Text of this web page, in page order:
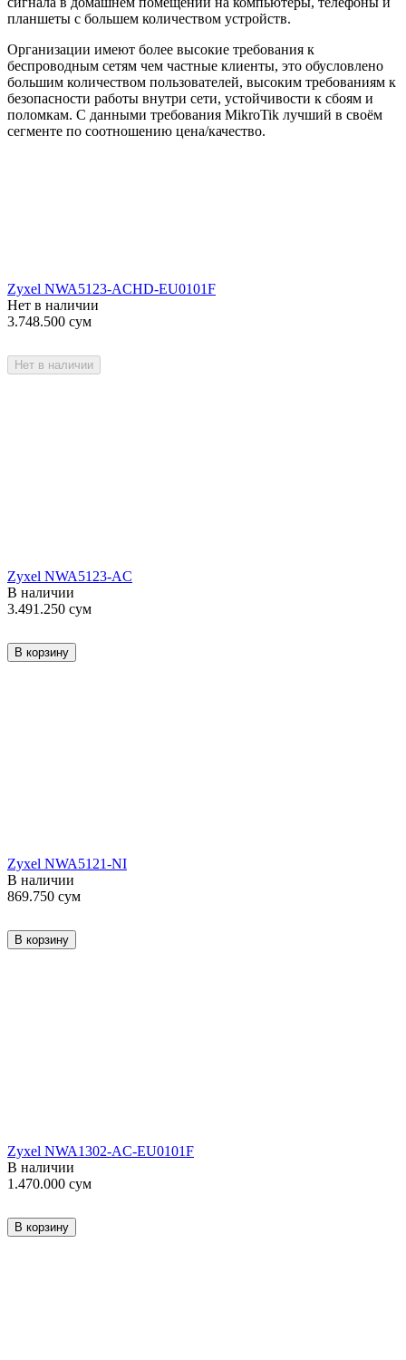
планшеты с большем количеством устройств.
Организации имеют более высокие требования к
беспроводным сетям чем частные клиенты, это обусловлено
большим количеством пользователей, высоким требованиям к
безопасности работы внутри сети, устойчивости к сбоям и
поломкам. С данными требования MikroTik лучший в своём
сегменте по соотношению цена/качество.
Zyxel NWA5123-ACHD-EU0101F
Нет в наличии
3.748.500 сум
Нет в наличии
Zyxel NWA5123-AC
В наличии
3.491.250 сум
В корзину
Zyxel NWA5121-NI
В наличии
869.750 сум
В корзину
Zyxel NWA1302-AC-EU0101F
В наличии
1.470.000 сум
В корзину